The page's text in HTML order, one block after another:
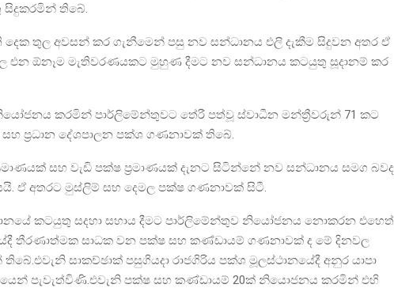
සිදුකරමින් තිබේ.
දෙක තුල අවසන් කර ගැනීමෙන් පසු නව සන්ධානය එලි දැකීම සිදුවන අතර ඒ
එන ඕනෑම මැතිවරණයකට මුහුණ දීමට නව සන්ධානය කටයුතු සූදානම් කර
කරමින් පාර්ලිමේන්තුවට තේරී පත්වූ ස්වාධීන මන්ත්‍රීවරුන් 71 කට
ප්‍රධාන දේශපාලන පක්ශ ගණනාවක් තිබේ.
සහ වැඩි පක්ෂ ප්‍රමාණයක් දැනට සිටින්නේ නව සන්ධානය සමග බවද
ඒ අතරට මුස්ලිම් සහ දෙමල පක්ෂ ගණනාවක් සිටී.
කටයුතු සදහා සහාය දීමට පාර්ලිමේන්තුව නියෝජනය නොකරන එහෙත්
තීරණාත්මක සාධක වන පක්ෂ සහ කණ්ඩායම් ගණනාවක් ද මේ දිනවල
සාකච්ඡාක් පසුගියදා රාජගිරිය පක්ශ මූලස්ථානයේදී අනුර යාපා
පැවැත්විණි.එවැනි පක්ෂ සහ කණ්ඩායම් 20ක් නියොජනය කරමින් එහි